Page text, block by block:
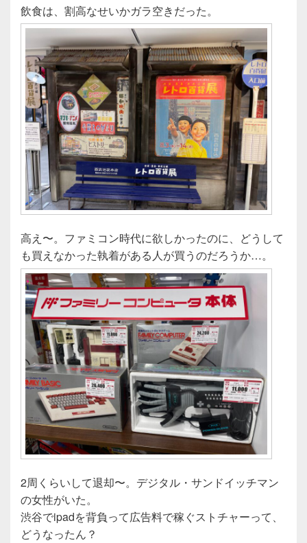
飲食は、割高なせいかガラ空きだった。
高え〜。ファミコン時代に欲しかったのに、どうして
も買えなかった執着がある人が買うのだろうか…。
2周くらいして退却〜。デジタル・サンドイッチマン
の女性がいた。
渋谷でipadを背負って広告料で稼ぐストチャーって、
どうなったん？